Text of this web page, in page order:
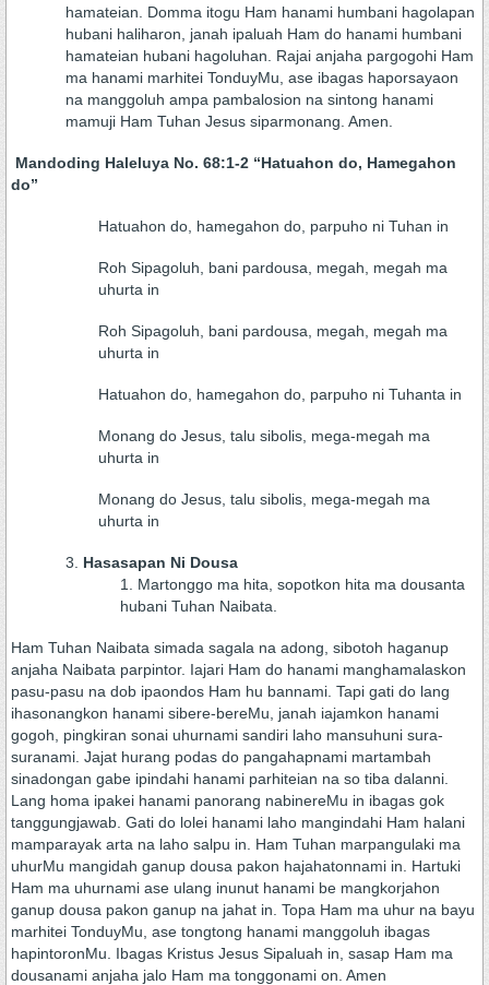
hamateian. Domma itogu Ham hanami humbani hagolapan
hubani haliharon, janah ipaluah Ham do hanami humbani
hamateian hubani hagoluhan. Rajai anjaha pargogohi Ham
ma hanami marhitei TonduyMu, ase ibagas haporsayaon
na manggoluh ampa pambalosion na sintong hanami
mamuji Ham Tuhan Jesus siparmonang. Amen.
Mandoding Haleluya No. 68:1-2 “Hatuahon do, Hamegahon
do”
Hatuahon do, hamegahon do, parpuho ni Tuhan in
Roh Sipagoluh, bani pardousa, megah, megah ma
uhurta in
Roh Sipagoluh, bani pardousa, megah, megah ma
uhurta in
Hatuahon do, hamegahon do, parpuho ni Tuhanta in
Monang do Jesus, talu sibolis, mega-megah ma
uhurta in
Monang do Jesus, talu sibolis, mega-megah ma
uhurta in
Hasasapan Ni Dousa
Martonggo ma hita, sopotkon hita ma dousanta
hubani Tuhan Naibata.
Ham Tuhan Naibata simada sagala na adong, sibotoh haganup
anjaha Naibata parpintor. Iajari Ham do hanami manghamalaskon
pasu-pasu na dob ipaondos Ham hu bannami. Tapi gati do lang
ihasonangkon hanami sibere-bereMu, janah iajamkon hanami
gogoh, pingkiran sonai uhurnami sandiri laho mansuhuni sura-
suranami. Jajat hurang podas do pangahapnami martambah
sinadongan gabe ipindahi hanami parhiteian na so tiba dalanni.
Lang homa ipakei hanami panorang nabinereMu in ibagas gok
tanggungjawab. Gati do lolei hanami laho mangindahi Ham halani
mamparayak arta na laho salpu in. Ham Tuhan marpangulaki ma
uhurMu mangidah ganup dousa pakon hajahatonnami in. Hartuki
Ham ma uhurnami ase ulang inunut hanami be mangkorjahon
ganup dousa pakon ganup na jahat in. Topa Ham ma uhur na bayu
marhitei TonduyMu, ase tongtong hanami manggoluh ibagas
hapintoronMu. Ibagas Kristus Jesus Sipaluah in, sasap Ham ma
dousanami anjaha jalo Ham ma tonggonami on. Amen